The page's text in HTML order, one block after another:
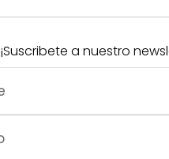
¡Suscribete a nuestro